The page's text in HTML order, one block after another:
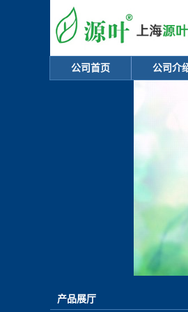
公司首页 公司介
产品展厅